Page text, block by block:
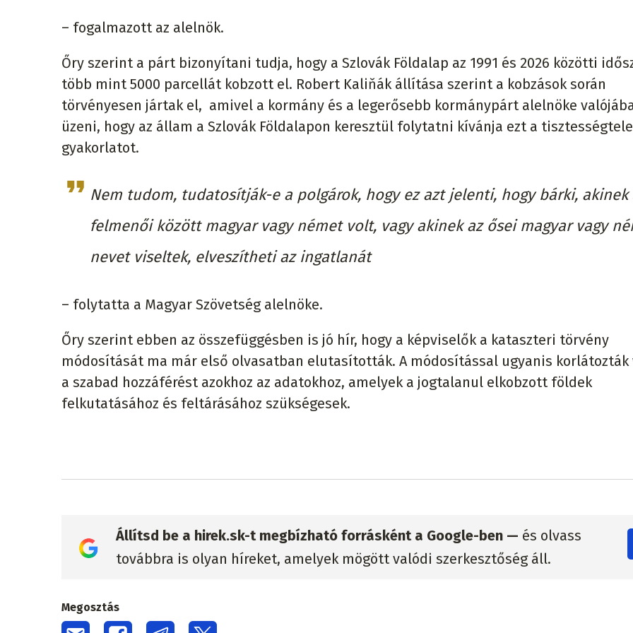
– fogalmazott az alelnök.
Őry szerint a párt bizonyítani tudja, hogy a Szlovák Földalap az 1991 és 2026 közötti
több mint 5000 parcellát kobzott el. Robert Kaliňák állítása szerint a kobzások során
törvényesen jártak el, amivel a kormány és a legerősebb kormánypárt alelnöke
üzeni, hogy az állam a Szlovák Földalapon keresztül folytatni kívánja ezt a
gyakorlatot.
Nem tudom, tudatosítják-e a polgárok, hogy ez azt jelenti, hogy bárki, akinek
felmenői között magyar vagy német volt, vagy akinek az ősei magyar vagy
nevet viseltek, elveszítheti az ingatlanát
– folytatta a Magyar Szövetség alelnöke.
Őry szerint ebben az összefüggésben is jó hír, hogy a képviselők a kataszteri törvény
módosítását ma már első olvasatban elutasították. A módosítással ugyanis korlátozták
a szabad hozzáférést azokhoz az adatokhoz, amelyek a jogtalanul elkobzott földek
felkutatásához és feltárásához szükségesek.
Állítsd be a hirek.sk-t megbízható forrásként a Google-ben — és olvass
továbbra is olyan híreket, amelyek mögött valódi szerkesztőség áll.
Megosztás